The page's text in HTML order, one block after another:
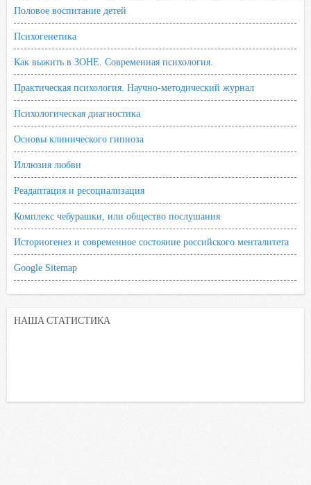
Половое воспитание детей
Психогенетика
Как выжить в ЗОНЕ. Современная психология.
Практическая психология. Научно-методический журнал
Психологическая диагностика
Основы клинического гипноза
Иллюзия любви
Реадаптация и ресоциализация
Комплекс чебурашки, или общество послушания
Историогенез и современное состояние российского менталитета
Google Sitemap
НАША СТАТИСТИКА